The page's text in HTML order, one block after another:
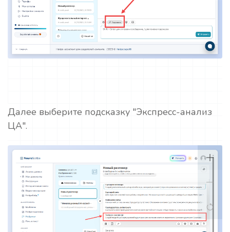
Далее выберите подсказку "Экспресс-анализ
ЦА".